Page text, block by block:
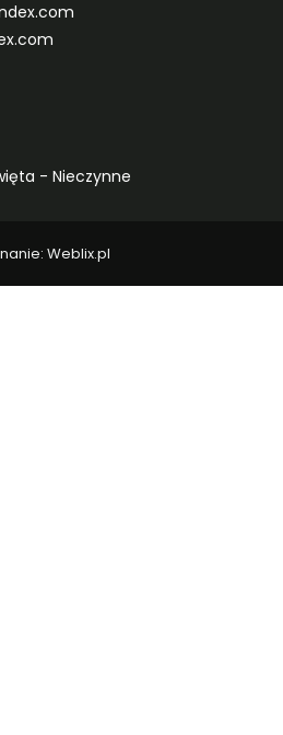
- Nieczynne
Weblix.pl